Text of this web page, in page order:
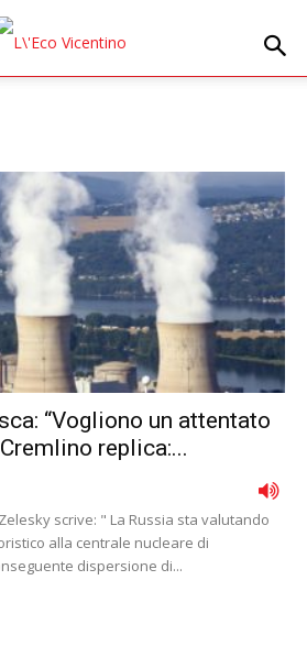
“Vogliono un attentato
replica:...
scrive: " La Russia sta valutando
alla centrale nucleare di
dispersione di...